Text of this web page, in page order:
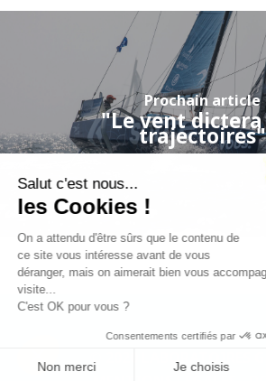
Prochain article
"Le vent dictera
trajectoires"
© 2020 LABORATOIRES
Salut c'est nous...
les Cookies !
On a attendu d'être sûrs que le contenu de
ce site vous intéresse avant de vous
déranger, mais on aimerait bien vous
visite...
C'est OK pour vous ?
Consentements certifiés par
Non merci Je choisis